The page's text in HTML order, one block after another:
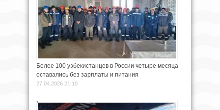
Более 100 узбекистанцев в России четыре месяца
оставались без зарплаты и питания
27.04.2026 21:10